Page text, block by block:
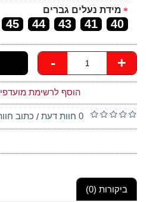
מידת נעלים גברים
40
41
43
44
45
- +
הוסף לרשימת
0 חוות דעת / כתוב
ביקורות (0)